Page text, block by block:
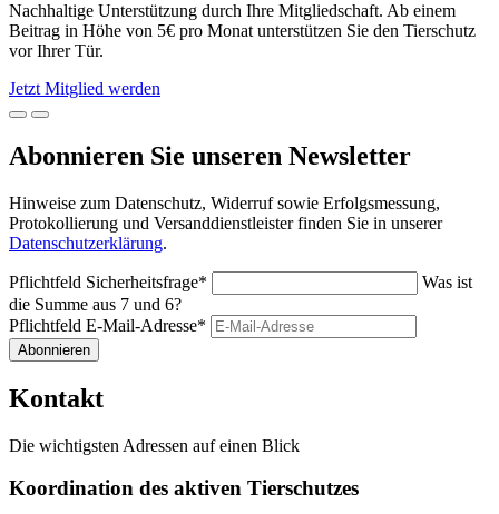
Nachhaltige Unterstützung durch Ihre Mitgliedschaft. Ab einem
Beitrag in Höhe von 5€ pro Monat unterstützen Sie den Tierschutz
vor Ihrer Tür.
Jetzt Mitglied werden
Abonnieren Sie unseren Newsletter
Hinweise zum Datenschutz, Widerruf sowie Erfolgsmessung,
Protokollierung und Versanddienstleister finden Sie in unserer
Datenschutzerklärung.
Pflichtfeld Sicherheitsfrage*
Was ist
die Summe aus 7 und 6?
Pflichtfeld E-Mail-Adresse*
Abonnieren
Kontakt
Die wichtigsten Adressen auf einen Blick
Koordination des aktiven Tierschutzes